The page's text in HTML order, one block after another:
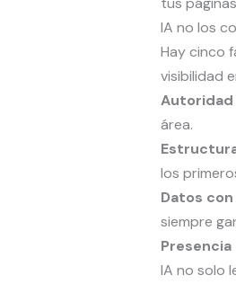
IA no los
Hay cinco
visibilidad
Autoridad
área.
los
Datos
siempre
IA no solo